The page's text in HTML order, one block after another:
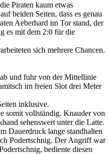
Piraten kaum etwas
beiden Seiten, dass es genau
Aeberhard im Tor stand, der
es mit dem 2:0 für die
sich mehrere Chancen.
und fuhr von der Mittellinie
im freien Slot drei Meter
inklusive.
somit vollständig. Knauder von
sehenswert unter die Latte.
Dauerdruck lange standhalten
Podertschnig. Der Angriff war
bediente diesen